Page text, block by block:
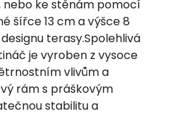
nebo ke stěnám pomocí
šířce 13 cm a výšce 8
terasy.Spolehlivá
je vyroben z vysoce
vlivům a
rám s práškovým
stabilitu a